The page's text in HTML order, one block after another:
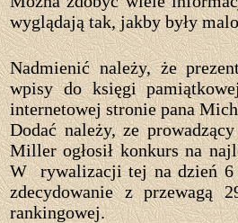
wyglądają tak, jakby były
Nadmienić należy, że
wpisy do księgi
internetowej stronie pana
Dodać należy, ze
Miller ogłosił konkurs na
W rywalizacji tej na dzień 6
zdecydowanie z przewagą
rankingowej.